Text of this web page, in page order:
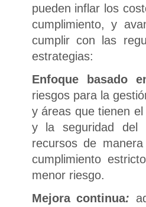
pueden inflar los
cumplimiento, y
cumplir con las
estrategias:
Enfoque basado
riesgos para la
y áreas que tienen
y la seguridad del
recursos de
cumplimiento
menor riesgo.
Mejora continua: